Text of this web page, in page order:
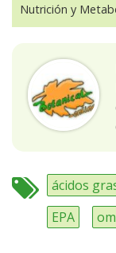
Nutrición y
ácidos
EPA